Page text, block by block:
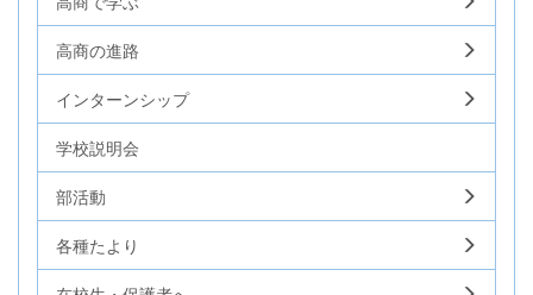
高商の進路
インターンシップ
学校説明会
部活動
各種たより